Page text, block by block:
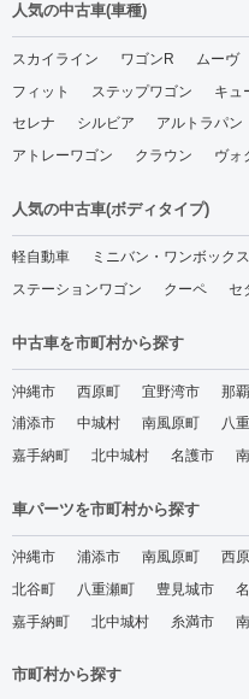
人気の中古車(車種)
スカイライン ワゴンR ムーヴ
フィット
ステップワゴン キュ
セレナ
シルビア アルトラパン
アトレーワゴン
クラウン ヴォ
人気の中古車(ボディタイプ)
軽自動車 ミニバン・ワンボックス
ステーションワゴン
クーペ セ
中古車を市町村から探す
沖縄市 西原町 宜野湾市 那
浦添市
中城村 南風原町 八
嘉手納町
北中城村 名護市
車パーツを市町村から探す
沖縄市 浦添市 南風原町 西
北谷町
八重瀬町 豊見城市
嘉手納町
北中城村 糸満市
市町村から探す